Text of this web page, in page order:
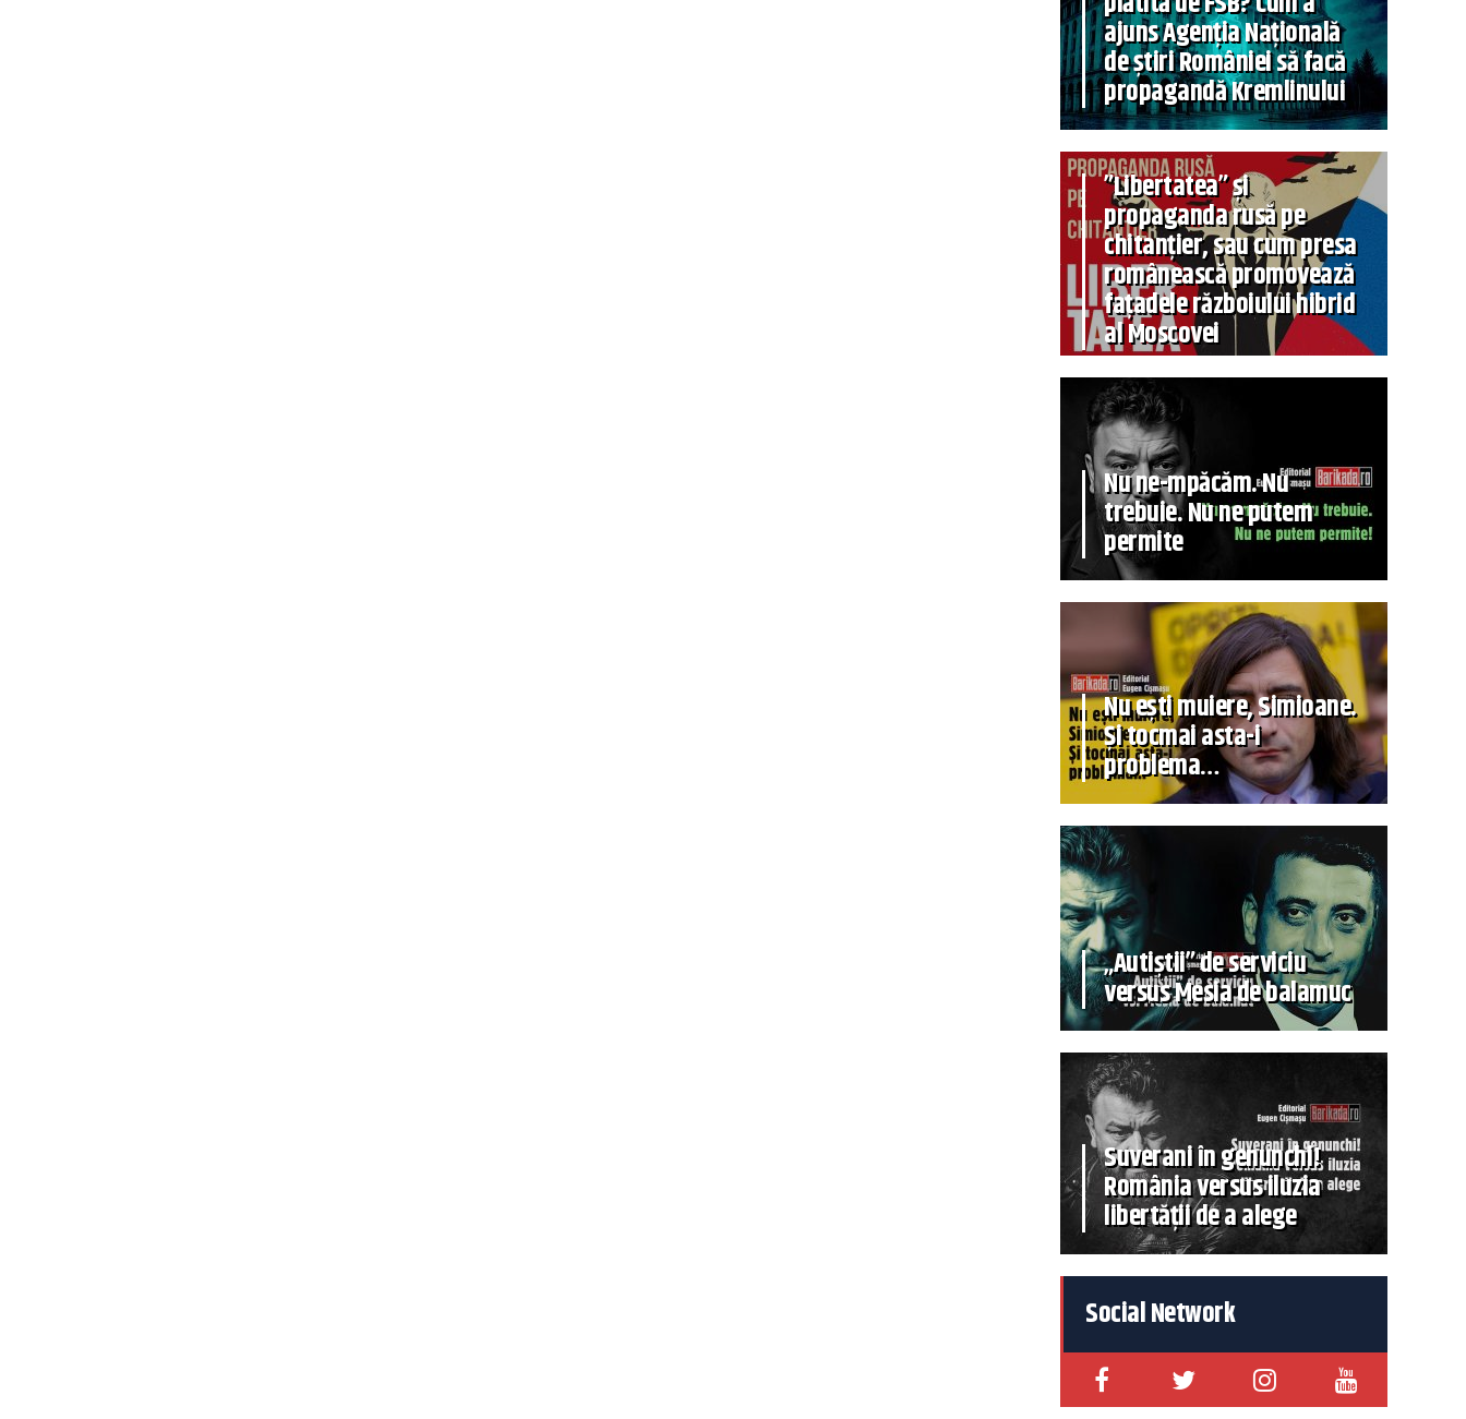
ajuns Agenția Națională
de știri României să facă
propagandă Kremlinului
”Libertatea” și
propaganda rusă pe
chitanțier, sau cum presa
românească promovează
fațadele războiului hibrid
al Moscovei
Nu ne-mpăcăm. Nu
trebuie. Nu ne putem
permite
Nu ești muiere, Simioane.
Și tocmai asta-i
problema…
„Autiștii” de serviciu
versus Mesia de balamuc
Suverani în genunchi!
România versus iluzia
libertății de a alege
Social Network